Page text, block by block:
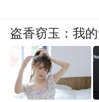
盗香窃玉：我